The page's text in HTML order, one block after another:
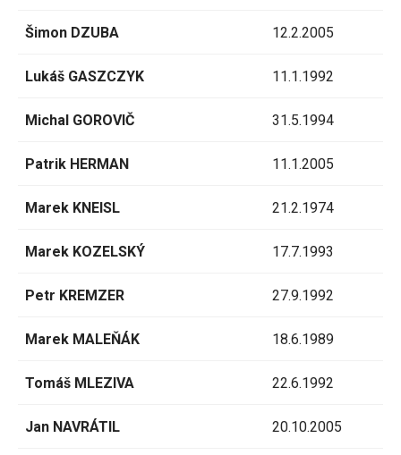
Šimon DZUBA 12.2.2005
Lukáš GASZCZYK 11.1.1992
Michal GOROVIČ 31.5.1994
Patrik HERMAN 11.1.2005
Marek KNEISL 21.2.1974
Marek KOZELSKÝ 17.7.1993
Petr KREMZER 27.9.1992
Marek MALEŇÁK 18.6.1989
Tomáš MLEZIVA 22.6.1992
Jan NAVRÁTIL 20.10.2005